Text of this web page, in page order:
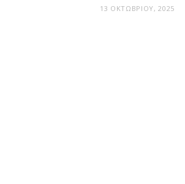
13 ΟΚΤΩΒΡΊΟΥ, 2025